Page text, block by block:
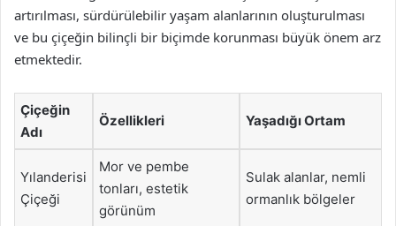
artırılması, sürdürülebilir yaşam alanlarının oluşturulması
ve bu çiçeğin bilinçli bir biçimde korunması büyük önem arz
etmektedir.
Çiçeğin
Adı
Özellikleri Yaşadığı Ortam
Yılanderisi
Çiçeği
Mor ve pembe
tonları, estetik
görünüm
Sulak alanlar, nemli
ormanlık bölgeler